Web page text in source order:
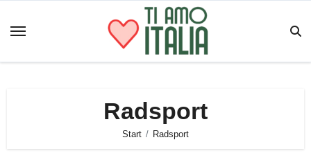
Inhalt
Radsport
Start Radsport